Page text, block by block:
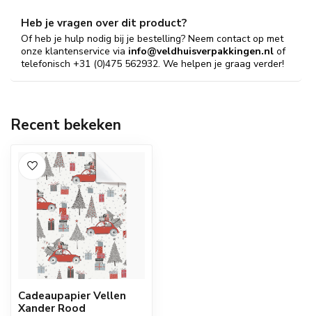
Heb je vragen over dit product?
Of heb je hulp nodig bij je bestelling? Neem contact op met
onze klantenservice via info@veldhuisverpakkingen.nl of
telefonisch +31 (0)475 562932. We helpen je graag verder!
Recent bekeken
Cadeaupapier Vellen
Xander Rood